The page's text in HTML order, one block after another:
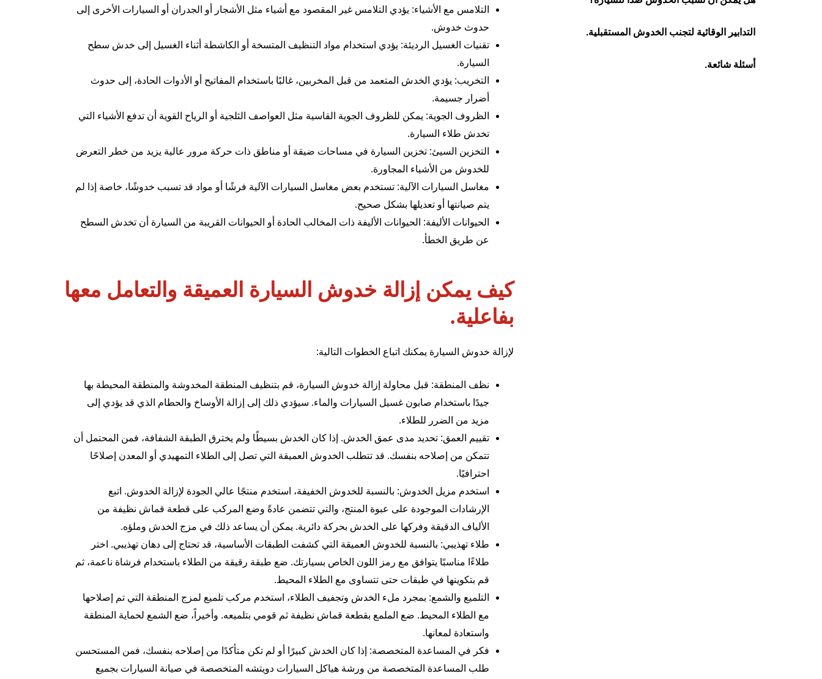
التدابير الوقائية لتجنب الخدوش المستقبلية.
أسئلة شائعة.
التلامس مع الأشياء: يؤدي التلامس غير المقصود مع أشياء مثل الأشجار أو الجدران أو السيارات الأخرى إلى
حدوث خدوش.
تقنيات الغسيل الرديئة: يؤدي استخدام مواد التنظيف المتسخة أو الكاشطة أثناء الغسيل إلى خدش سطح
السيارة.
التخريب: يؤدي الخدش المتعمد من قبل المخربين، غالبًا باستخدام المفاتيح أو الأدوات الحادة، إلى حدوث
أضرار جسيمة.
الظروف الجوية: يمكن للظروف الجوية القاسية مثل العواصف الثلجية أو الرياح القوية أن تدفع الأشياء التي
تخدش طلاء السيارة.
التخزين السيئ: تخزين السيارة في مساحات ضيقة أو مناطق ذات حركة مرور عالية يزيد من خطر التعرض
للخدوش من الأشياء المجاورة.
مغاسل السيارات الآلية: تستخدم بعض مغاسل السيارات الآلية فرشًا أو مواد قد تسبب خدوشًا، خاصة إذا لم
يتم صيانتها أو تعديلها بشكل صحيح.
الحيوانات الأليفة: الحيوانات الأليفة ذات المخالب الحادة أو الحيوانات القريبة من السيارة أن تخدش السطح
عن طريق الخطأ.
كيف يمكن إزالة خدوش السيارة العميقة والتعامل معها
بفاعلية.
لإزالة خدوش السيارة يمكنك اتباع الخطوات التالية:
نظف المنطقة: قبل محاولة إزالة خدوش السيارة، قم بتنظيف المنطقة المخدوشة والمنطقة المحيطة بها
جيدًا باستخدام صابون غسيل السيارات والماء. سيؤدي ذلك إلى إزالة الأوساخ والحطام الذي قد يؤدي إلى
مزيد من الضرر للطلاء.
تقييم العمق: تحديد مدى عمق الخدش. إذا كان الخدش بسيطًا ولم يخترق الطبقة الشفافة، فمن المحتمل أن
تتمكن من إصلاحه بنفسك. قد تتطلب الخدوش العميقة التي تصل إلى الطلاء التمهيدي أو المعدن إصلاحًا
احترافيًا.
استخدم مزيل الخدوش: بالنسبة للخدوش الخفيفة، استخدم منتجًا عالي الجودة لإزالة الخدوش. اتبع
الإرشادات الموجودة على عبوة المنتج، والتي تتضمن عادةً وضع المركب على قطعة قماش نظيفة من
الألياف الدقيقة وفركها على الخدش بحركة دائرية. يمكن أن يساعد ذلك في مزج الخدش وملؤه.
طلاء تهذيبي: بالنسبة للخدوش العميقة التي كشفت الطبقات الأساسية، قد تحتاج إلى دهان تهذيبي. اختر
طلاءًا مناسبًا يتوافق مع رمز اللون الخاص بسيارتك. ضع طبقة رقيقة من الطلاء باستخدام فرشاة ناعمة، ثم
قم بتكوينها في طبقات حتى تتساوى مع الطلاء المحيط.
التلميع والشمع: بمجرد ملء الخدش وتجفيف الطلاء، استخدم مركب تلميع لمزج المنطقة التي تم إصلاحها
مع الطلاء المحيط. ضع الملمع بقطعة قماش نظيفة ثم قومي بتلميعه. وأخيراً، ضع الشمع لحماية المنطقة
واستعادة لمعانها.
فكر في المساعدة المتخصصة: إذا كان الخدش كبيرًا أو لم تكن متأكدًا من إصلاحه بنفسك، فمن المستحسن
طلب المساعدة المتخصصة من ورشة هياكل السيارات دويتشه المتخصصة في صيانة السيارات بجميع